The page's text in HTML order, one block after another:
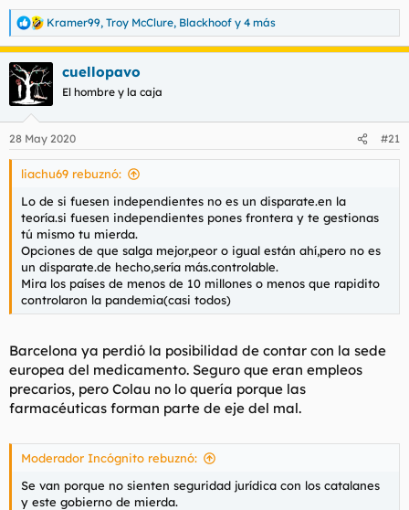
R
e
a
c
c
i
e
s
Kramer99, Troy McClure, Blackhoof y 4 más
cuellopavo
El hombre y la caja
28 May 2020 #21
liachu69 rebuznó:
Lo de si fuesen independientes no es un disparate.en la
teoría.si fuesen independientes pones frontera y te gestionas
tú mismo tu mierda.
Opciones de que salga mejor,peor o igual están ahí,pero no es
un disparate.de hecho,sería más.controlable.
Mira los países de menos de 10 millones o menos que rapidito
controlaron la pandemia(casi todos)
Barcelona ya perdió la posibilidad de contar con la sede
europea del medicamento. Seguro que eran empleos
precarios, pero Colau no lo quería porque las
farmacéuticas forman parte de eje del mal.
Moderador Incógnito rebuznó:
Se van porque no sienten seguridad jurídica con los catalanes
y este gobierno de mierda.